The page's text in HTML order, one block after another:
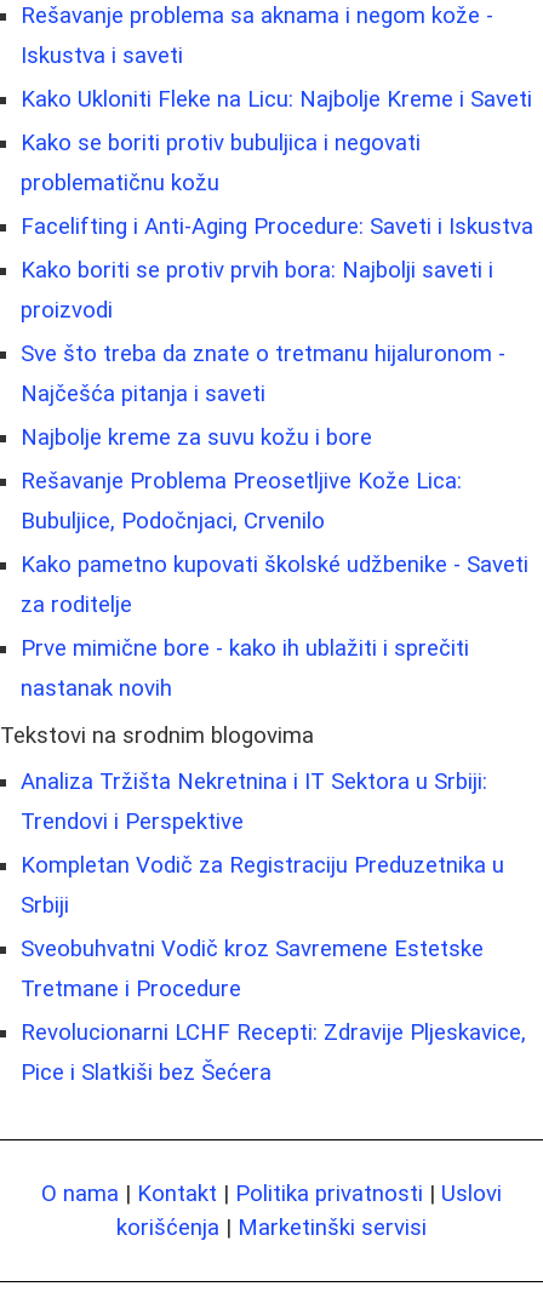
Rešavanje problema sa aknama i negom kože -
Iskustva i saveti
Kako Ukloniti Fleke na Licu: Najbolje Kreme i Saveti
Kako se boriti protiv bubuljica i negovati
problematičnu kožu
Facelifting i Anti-Aging Procedure: Saveti i Iskustva
Kako boriti se protiv prvih bora: Najbolji saveti i
proizvodi
Sve što treba da znate o tretmanu hijaluronom -
Najčešća pitanja i saveti
Najbolje kreme za suvu kožu i bore
Rešavanje Problema Preosetljive Kože Lica:
Bubuljice, Podočnjaci, Crvenilo
Kako pametno kupovati školské udžbenike - Saveti
za roditelje
Prve mimične bore - kako ih ublažiti i sprečiti
nastanak novih
Tekstovi na srodnim blogovima
Analiza Tržišta Nekretnina i IT Sektora u Srbiji:
Trendovi i Perspektive
Kompletan Vodič za Registraciju Preduzetnika u
Srbiji
Sveobuhvatni Vodič kroz Savremene Estetske
Tretmane i Procedure
Revolucionarni LCHF Recepti: Zdravije Pljeskavice,
Pice i Slatkiši bez Šećera
O nama | Kontakt | Politika privatnosti | Uslovi
korišćenja | Marketinški servisi